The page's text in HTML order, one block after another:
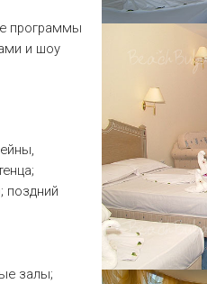
программы
и шоу
поздний
залы;